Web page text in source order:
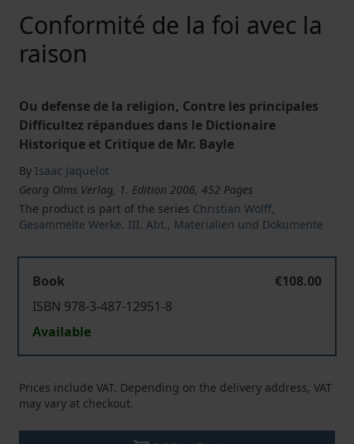
Conformité de la foi avec la
raison
Ou defense de la religion, Contre les principales
Difficultez répandues dans le Dictionaire
Historique et Critique de Mr. Bayle
By Isaac Jaquelot
Georg Olms Verlag, 1. Edition 2006, 452 Pages
The product is part of the series Christian Wolff,
Gesammelte Werke. III. Abt., Materialien und Dokumente
Book
€108.00
ISBN 978-3-487-12951-8
Available
Prices include VAT. Depending on the delivery address, VAT
may vary at checkout.